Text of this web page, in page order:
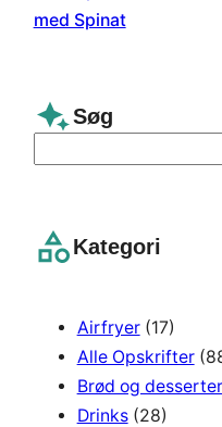
Søg
c
Kategori
Airfryer(17)
Alle Opskrifter
Brød og desserter
Drinks(28)